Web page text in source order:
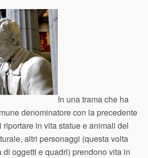
In una trama che ha
denominatore con la precedente
in vita statue e animali del
altri personaggi (questa volta
oggetti e quadri) prendono vita in